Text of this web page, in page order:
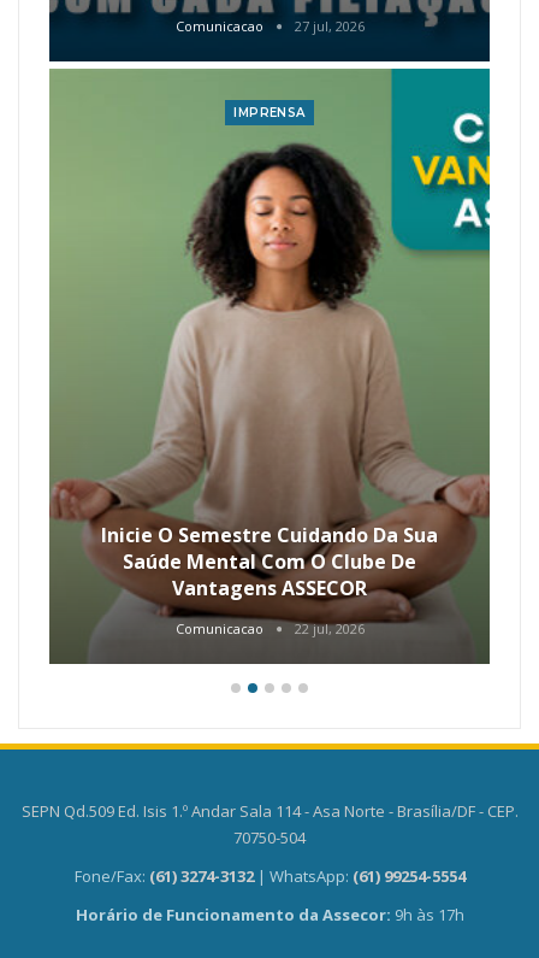
Comunicacao 27 jul, 2026
IMPRENSA
Inicie O Semestre Cuidando Da Sua
Saúde Mental Com O Clube De
Vantagens ASSECOR
Comunicacao 22 jul, 2026
SEPN Qd.509 Ed. Isis 1.º Andar Sala 114 - Asa Norte - Brasília/DF - CEP.
70750-504
Fone/Fax: (61) 3274-3132 | WhatsApp: (61) 99254-5554
Horário de Funcionamento da Assecor: 9h às 17h